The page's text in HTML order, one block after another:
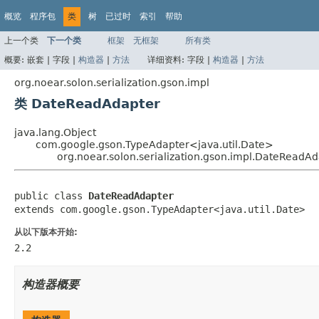
概览 程序包 类 树 已过时 索引 帮助
上一个类 下一个类 框架 无框架
所有类
概要: 嵌套 | 字段 | 构造器 | 方法 详细资料: 字段 | 构造器 | 方法
org.noear.solon.serialization.gson.impl
类 DateReadAdapter
java.lang.Object
com.google.gson.TypeAdapter<java.util.Date>
public class DateReadAdapter
extends com.google.gson.TypeAdapter<java.util.Date>
从以下版本开始:
2.2
构造器概要